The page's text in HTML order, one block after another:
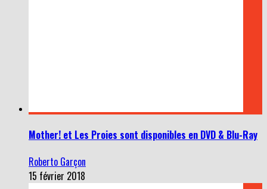
Mother! et Les Proies sont disponibles en DVD & Blu-Ray
Roberto Garçon
15 février 2018